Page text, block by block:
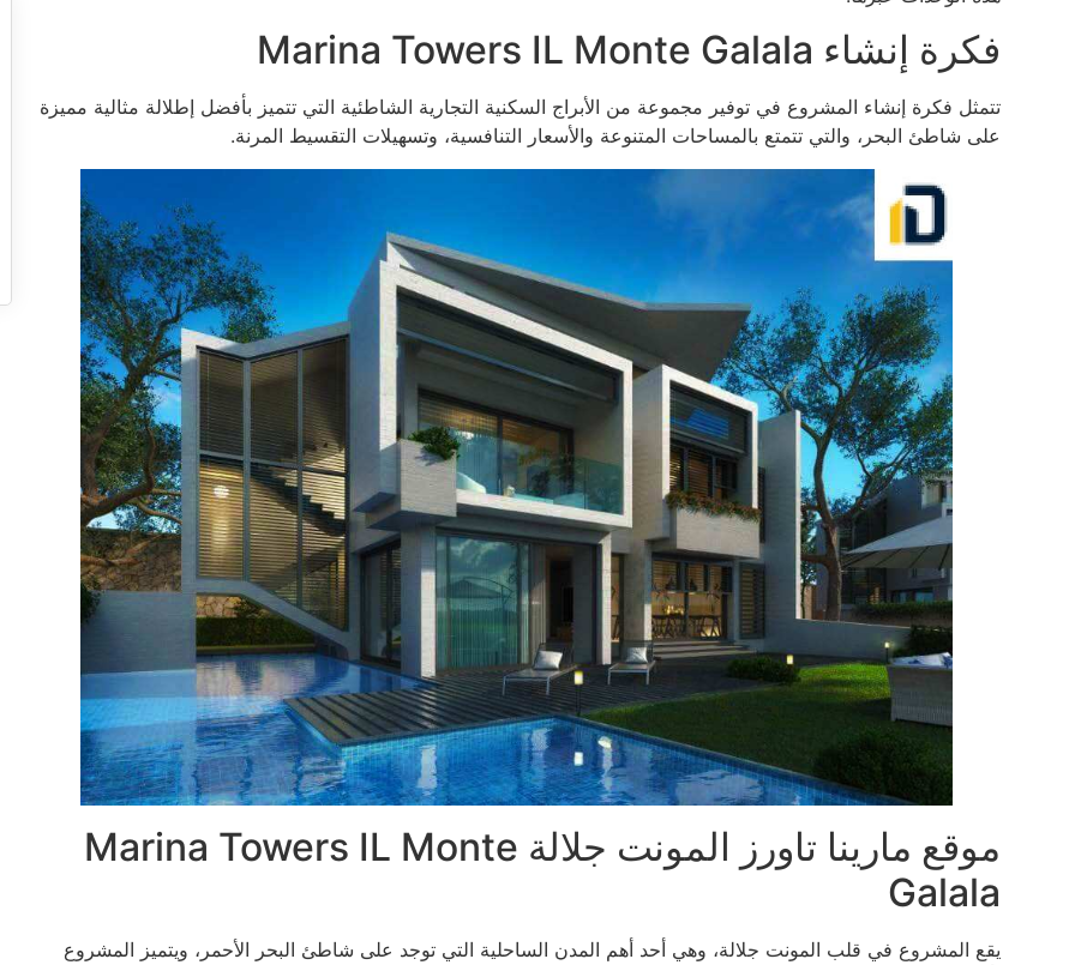
فكرة إنشاء Marina Towers IL Monte Galala
تتمثل فكرة إنشاء المشروع في توفير مجموعة من الأبراج السكنية التجارية الشاطئية التي تتميز بأفضل إطلالة مثالية مميزة
على شاطئ البحر، والتي تتمتع بالمساحات المتنوعة والأسعار التنافسية، وتسهيلات التقسيط المرنة.
موقع مارينا تاورز المونت جلالة Marina Towers IL Monte
Galala
يقع المشروع في قلب المونت جلالة، وهي أحد أهم المدن الساحلية التي توجد على شاطئ البحر الأحمر، ويتميز المشروع